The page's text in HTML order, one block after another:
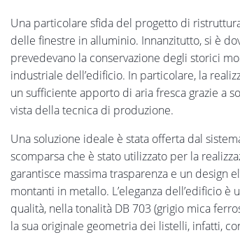
Una particolare sfida del progetto di
delle finestre in alluminio. Innanzitutto, si è
prevedevano la conservazione degli storici
industriale dell’edificio. In particolare, la
un sufficiente apporto di aria fresca grazie a
vista della tecnica di produzione.
Una soluzione ideale è stata offerta dal
scomparsa che è stato utilizzato per la
garantisce massima trasparenza e un design
montanti in metallo. L’eleganza dell’edificio
qualità, nella tonalità DB 703 (grigio mica
la sua originale geometria dei listelli, infatti,